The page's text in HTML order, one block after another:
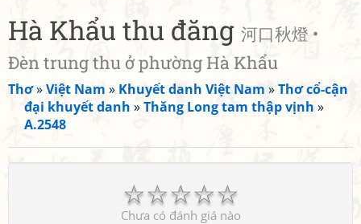
Hà Khẩu thu đăng 河口秋燈 •
Đèn trung thu ở phường Hà Khẩu
Thơ»Việt Nam » Khuyết danh Việt Nam »Thơ cổ-cận
đại khuyết danh »Thăng Long tam thập vịnh »
A.2548
☆
☆
☆
☆
☆
Chưa có đánh giá nào